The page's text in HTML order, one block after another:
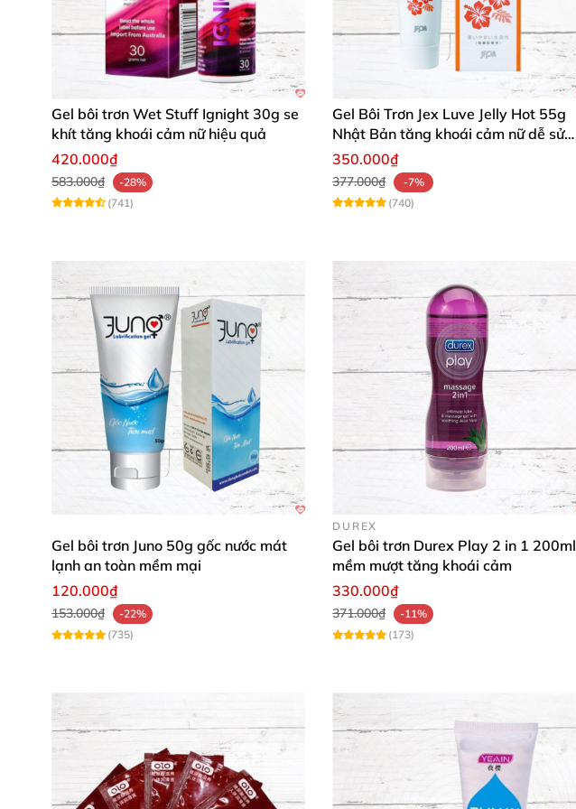
Gel bôi trơn Wet Stuff Ignight 30g se
khít tăng khoái cảm nữ hiệu quả
420.000₫
583.000₫
-28%
(741)
Gel Bôi Trơn Jex Luve Jelly Hot 55g
Nhật Bản tăng khoái cảm nữ dễ sử
dụng
350.000₫
377.000₫
-7%
(740)
Gel bôi trơn Juno 50g gốc nước mát
lạnh an toàn mềm mại
120.000₫
153.000₫
-22%
(735)
DUREX
Gel bôi trơn Durex Play 2 in 1 200ml
mềm mượt tăng khoái cảm
330.000₫
371.000₫
-11%
(173)